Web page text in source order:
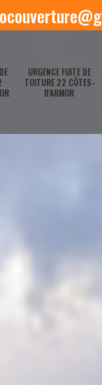
URGENCE FUITE DE
TOITURE 22 CÔTES-
D'ARMOR